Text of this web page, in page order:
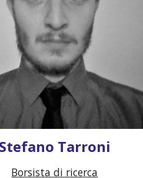
Stefano Tarroni
Borsista di ricerca